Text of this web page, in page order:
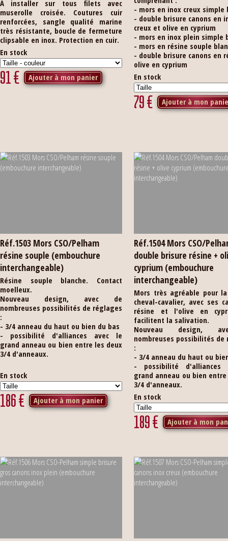
À installer sur tous filets avec
muserolle croisée. Coutures cuir
renforcées, sangle qualité marine
très résistante, boucle de fermeture
clipsable en inox. Protection en cuir.
En stock
91€ Ajouter à mon panier
- mors en inox creux simple
- double brisure canons en
creux et olive en cyprium
- mors en inox plein simple
- mors en résine souple
- double brisure canons en
olive en cyprium
En stock
79€ Ajouter à mon
Réf.1503 Mors CSO/Pelham
résine souple (embouchure
interchangeable)
Résine souple blanche. Contact
moelleux.
Nouveau design, avec de
nombreuses possibilités de réglages
:
- 3/4 anneau du haut ou bien du bas
- possibilité d'alliances avec le
grand anneau ou bien entre les deux
3/4 d'anneaux.
En stock
186€ Ajouter à mon panier
Réf.1504 Mors CSO/
double brisure résine +
cyprium (embouchure
interchangeable)
Mors très agréable pour
cheval-cavalier, avec ses
résine et l'olive en
facilitent la salivation.
Nouveau design,
nombreuses possibilités de
:
- 3/4 anneau du haut ou
- possibilité d'alliances
grand anneau ou bien
3/4 d'anneaux.
En stock
189€ Ajouter à mon